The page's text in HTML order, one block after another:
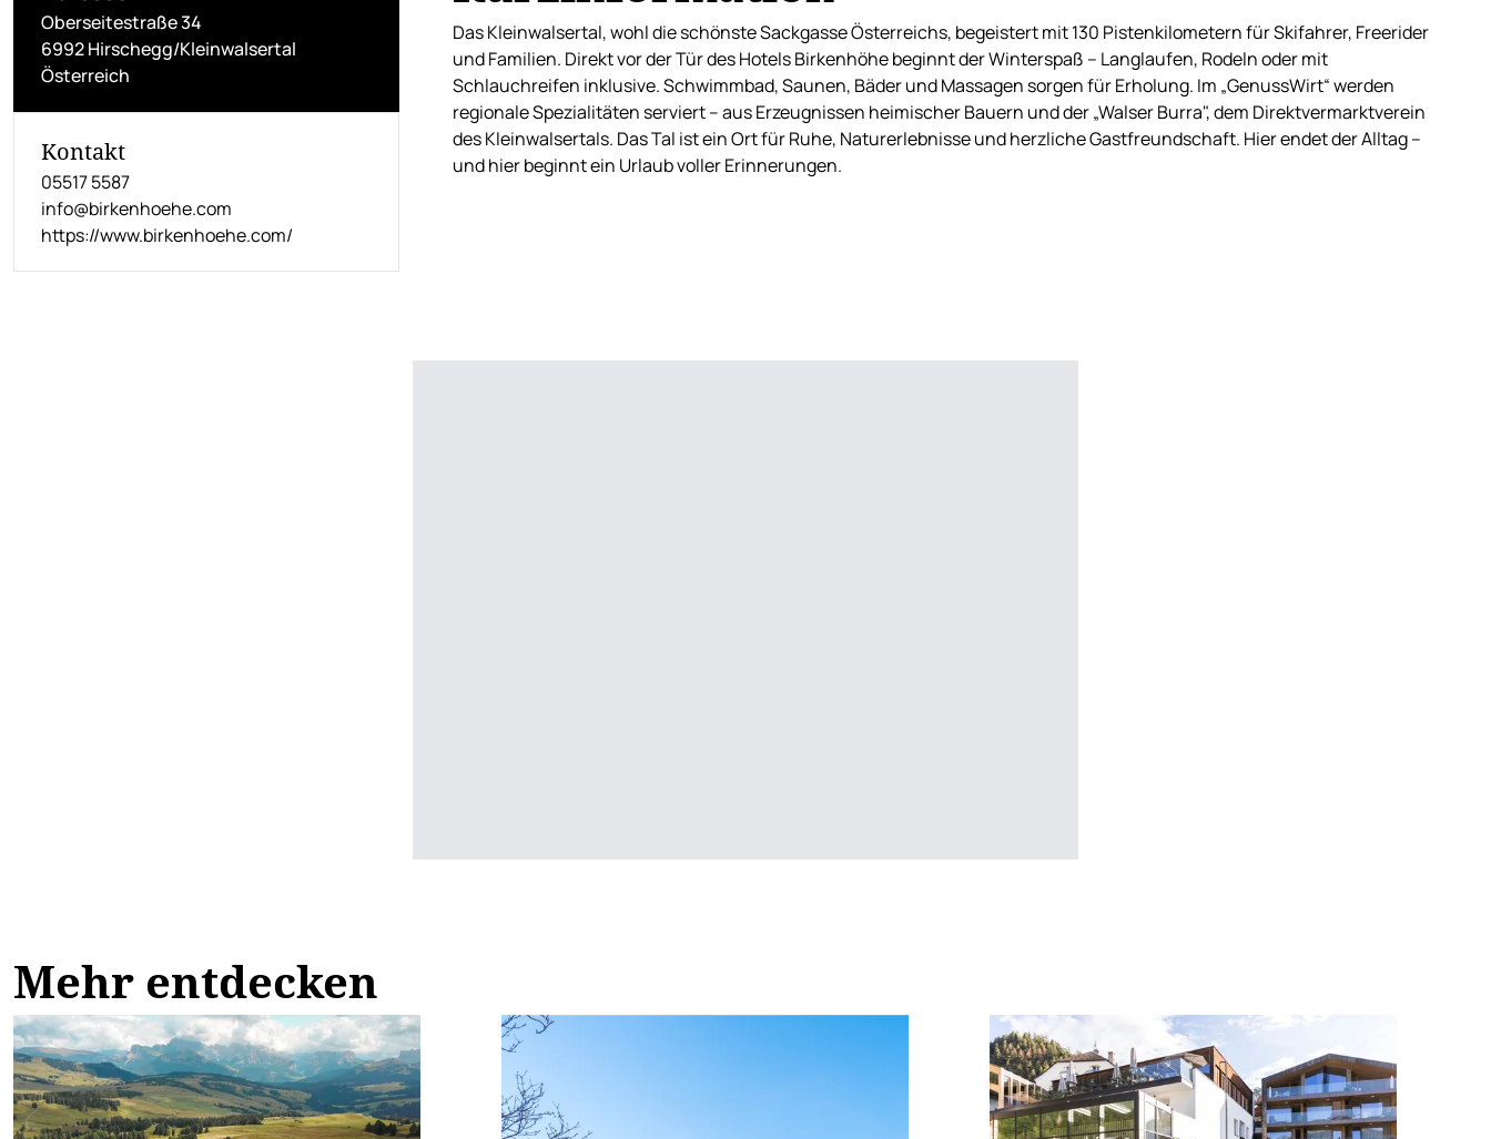
Oberseitestraße 34
6992 Hirschegg/Kleinwalsertal
Österreich
Kontakt
05517 5587
info@birkenhoehe.com
https://www.birkenhoehe.com/
Das Kleinwalsertal, wohl die schönste Sackgasse Österreichs, begeistert mit 130 Pistenkilometern für Skifahrer, Freerider
und Familien. Direkt vor der Tür des Hotels Birkenhöhe beginnt der Winterspaß – Langlaufen, Rodeln oder mit
Schlauchreifen inklusive. Schwimmbad, Saunen, Bäder und Massagen sorgen für Erholung. Im „GenussWirt“ werden
regionale Spezialitäten serviert – aus Erzeugnissen heimischer Bauern und der „Walser Burra", dem Direktvermarktverein
des Kleinwalsertals. Das Tal ist ein Ort für Ruhe, Naturerlebnisse und herzliche Gastfreundschaft. Hier endet der Alltag –
und hier beginnt ein Urlaub voller Erinnerungen.
Mehr entdecken